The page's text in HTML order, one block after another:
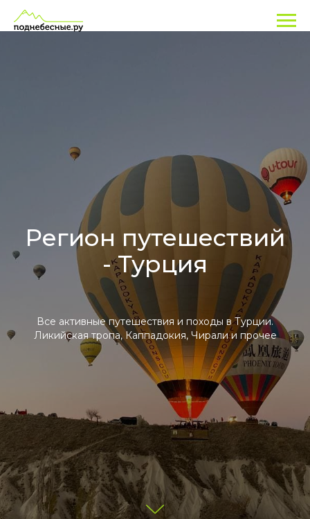
Регион путешествий
- Турция
Все активные путешествия и походы в Турции.
Ликийская тропа, Каппадокия, Чирали и прочее